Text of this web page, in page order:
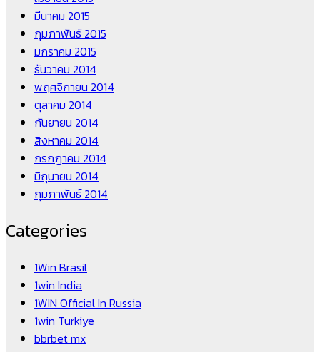
มีนาคม 2015
กุมภาพันธ์ 2015
มกราคม 2015
ธันวาคม 2014
พฤศจิกายน 2014
ตุลาคม 2014
กันยายน 2014
สิงหาคม 2014
กรกฎาคม 2014
มิถุนายน 2014
กุมภาพันธ์ 2014
Categories
1Win Brasil
1win India
1WIN Official In Russia
1win Turkiye
bbrbet mx